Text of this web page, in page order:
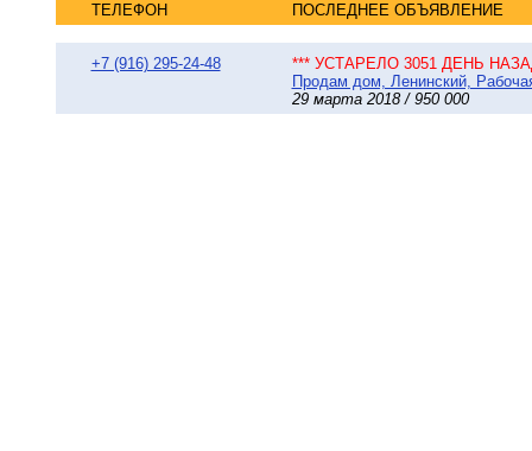
ТЕЛЕФОН ПОСЛЕДНЕЕ ОБЪЯВЛЕНИЕ
+7 (916) 295-24-48
*** УСТАРЕЛО 3051 ДЕНЬ
Продам дом, Ленинский,
29 марта 2018 / 950 000